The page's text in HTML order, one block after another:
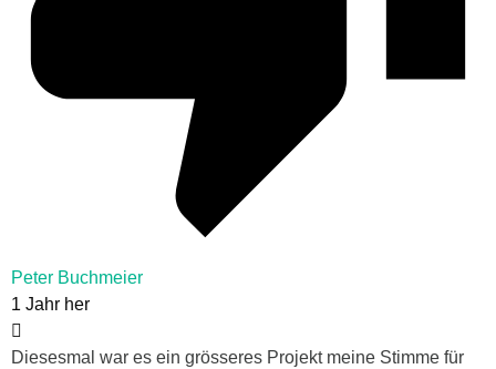
Peter Buchmeier
1 Jahr her
Diesesmal war es ein grösseres Projekt meine Stimme für